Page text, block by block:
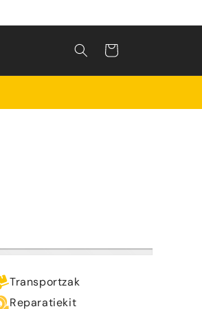
Winkelwagen
Transportzak
Reparatiekit